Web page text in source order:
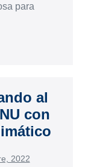
para
al
con
2022